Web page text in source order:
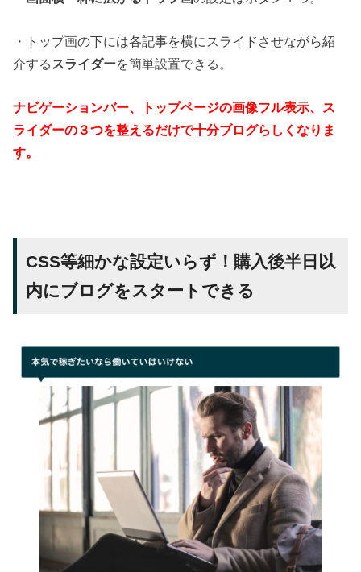
・トップ画の下には各記事を横にスライドさせながら紹
介する スライダーを簡単設置できる。
ナビゲーションバー、トップページの画像フル表示、ス
ライダーの３つを整えるだけで十分ブログらしくなりま
す。
CSS等細かな設定いらず！購入後半日以
内にブログをスタートできる